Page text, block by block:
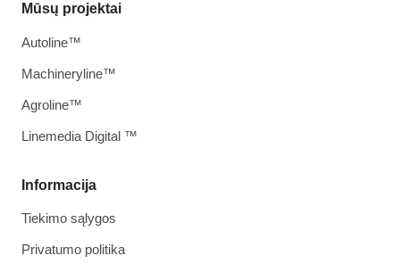
Informacija
Tiekimo sąlygos
Privatumo politika
Mūsų projektai
Autoline™
Machineryline™
Agroline™
Linemedia Digital ™